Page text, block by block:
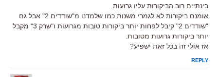
בינתיים רוב הביקורות עליו גרועות.
אומנם ביקורות לא לגמרי משנות כמו שלמדנו מ"שודדים 2" אבל גם
"שודדים 2" קיבל לפחות יותר ביקורות טובות מגרועות ו"שרק 3" מקבל
יותר ביקורות גרועות מטובות.
אז אולי זה בכל זאת ישפיע?
REPLY